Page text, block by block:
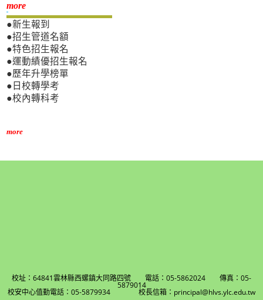
more新生專區
●新生報到
●招生管道名額
●特色招生報名
●運動績優招生報名
●歷年升學榜單
●日校轉學考
●校內轉科考
more
校址：64841雲林縣西螺鎮大同路四號 電話：05-5862024 傳真：05-
5879014
校安中心值勤電話：05-5879934 校長信箱：principal@hlvs.ylc.edu.tw